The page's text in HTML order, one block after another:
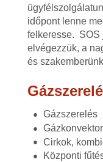
időpont lenne
felkeresse. SOS
elvégezzük, a
és
Gázszerelés
Cirkok,
Központi